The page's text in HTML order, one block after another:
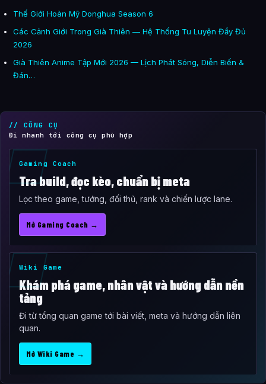
Thế Giới Hoàn Mỹ Donghua Season 6
Các Cảnh Giới Trong Già Thiên — Hệ Thống Tu Luyện Đầy Đủ
2026
Già Thiên Anime Tập Mới 2026 — Lịch Phát Sóng, Diễn Biến &
Đán…
// CÔNG CỤ
Đi nhanh tới công cụ phù hợp
Gaming Coach
Tra build, đọc kèo, chuẩn bị meta
Lọc theo game, tướng, đối thủ, rank và chiến lược lane.
Mở Gaming Coach →
Wiki Game
Khám phá game, nhân vật và hướng dẫn nền
tảng
Đi từ tổng quan game tới bài viết, meta và hướng dẫn liên
quan.
Mở Wiki Game →